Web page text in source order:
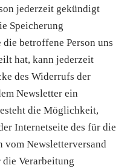
jederzeit gekündigt
Speicherung
betroffene Person uns
hat, kann jederzeit
des Widerrufs der
Newsletter ein
die Möglichkeit,
Internetseite des für die
vom Newsletterversand
Verarbeitung